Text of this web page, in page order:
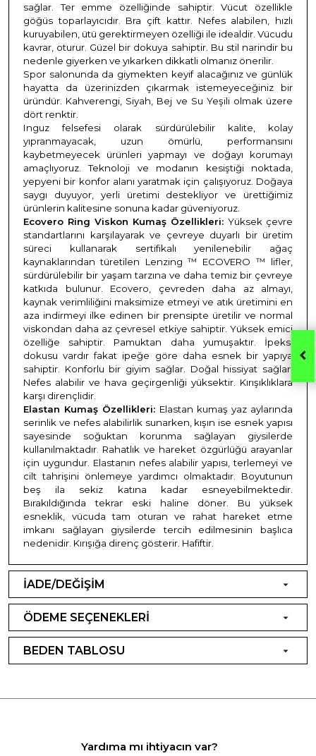
sağlar. Ter emme özelliğinde sahiptir. Vücut özellikle
göğüs toparlayıcıdır. Bra çift kattır. Nefes alabilen, hızlı
kuruyabilen, ütü gerektirmeyen özelliği ile idealdir. Vücudu
kavrar, oturur. Güzel bir dokuya sahiptir. Bu stil narindir bu
nedenle giyerken ve yıkarken dikkatli olmanız önerilir.
Spor salonunda da giymekten keyif alacağınız ve günlük
hayatta da üzerinizden çıkarmak istemeyeceğiniz bir
üründür. Kahverengi, Siyah, Bej ve Su Yeşili olmak üzere
dört renktir.
Inguz felsefesi olarak sürdürülebilir kalite, kolay
yıpranmayacak, uzun ömürlü, performansını
kaybetmeyecek ürünleri yapmayı ve doğayı korumayı
amaçlıyoruz. Teknoloji ve modanın kesiştiği noktada,
yepyeni bir konfor alanı yaratmak için çalışıyoruz. Doğaya
saygı duyuyor, yerli üretimi destekliyor ve ürettiğimiz
ürünlerin kalitesine sonuna kadar güveniyoruz.
Ecovero Ring Viskon Kumaş Özellikleri: Yüksek çevre
standartlarını karşılayarak ve çevreye duyarlı bir üretim
süreci kullanarak sertifikalı yenilenebilir ağaç
kaynaklarından türetilen Lenzing ™ ECOVERO ™ lifler,
sürdürülebilir bir yaşam tarzına ve daha temiz bir çevreye
katkıda bulunur. Ecovero, çevreden daha az almayı,
kaynak verimliliğini maksimize etmeyi ve atık üretimini en
aza indirmeyi ilke edinen bir prensipte üretilir ve normal
viskondan daha az çevresel etkiye sahiptir. Yüksek emici
özelliğe sahiptir. Pamuktan daha yumuşaktır. İpeksi
dokusu vardır fakat ipeğe göre daha esnek bir yapıya
sahiptir. Konforlu bir giyim sağlar. Doğal hissiyat sağlar.
Nefes alabilir ve hava geçirgenliği yüksektir. Kırışıklıklara
karşı dirençlidir.
Elastan Kumaş Özellikleri: Elastan kumaş yaz aylarında
serinlik ve nefes alabilirlik sunarken, kışın ise esnek yapısı
sayesinde soğuktan korunma sağlayan giysilerde
kullanılmaktadır. Rahatlık ve hareket özgürlüğü arayanlar
için uygundur. Elastanın nefes alabilir yapısı, terlemeyi ve
cilt tahrişini önlemeye yardımcı olmaktadır. Boyutunun
beş ila sekiz katına kadar esneyebilmektedir.
Bırakıldığında tekrar eski haline döner. Bu yüksek
esneklik, vücuda tam oturan ve rahat hareket etme
imkanı sağlayan giysilerde tercih edilmesinin başlıca
nedenidir. Kırışığa direnç gösterir. Hafiftir.
İADE/DEĞİŞİM
ÖDEME SEÇENEKLERİ
BEDEN TABLOSU
Yardıma mı ihtiyacın var?